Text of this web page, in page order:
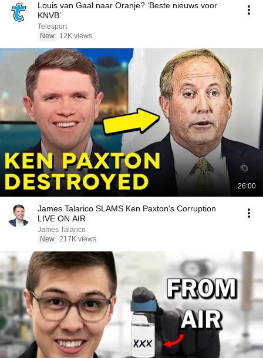
Louis van Gaal naar Oranje? ‘Beste nieuws voor
KNVB’
Telesport
New
12K views
26:00
James Talarico SLAMS Ken Paxton's Corruption
LIVE ON AIR
James Talarico
New 217K views